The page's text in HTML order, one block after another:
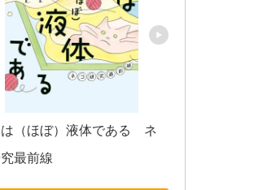
（ほぼ）液体である　ネ
最前線